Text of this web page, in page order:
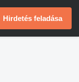
Hirdetés feladása